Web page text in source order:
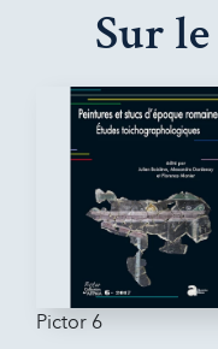
Sur
Pictor 6